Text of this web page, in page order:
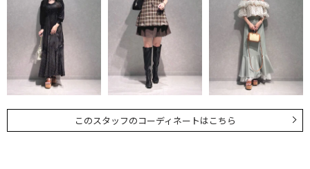
このスタッフのコーディネートはこちら